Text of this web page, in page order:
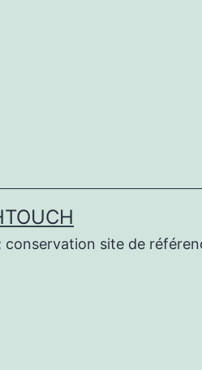
site de